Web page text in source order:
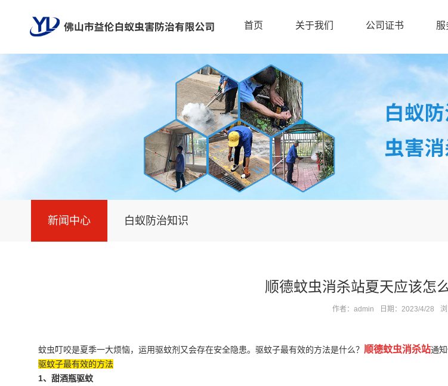
首页 关于我们 公司证书 服
新闻中心 白蚁防治知识
顺德蚊虫消杀站夏天应该怎
作者：admin 日期：2023/4/28 浏
蚊虫叮咬是夏季一大烦恼，运用驱蚊剂又会存在安全隐患。驱蚊子最有效的方法是什么？ 顺德蚊虫消杀站通
驱蚊子最有效的方法
1、甜酒瓶驱蚊